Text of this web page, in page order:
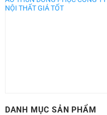
NỘI THẤT GIÁ TỐT
DANH MỤC SẢN PHẨM